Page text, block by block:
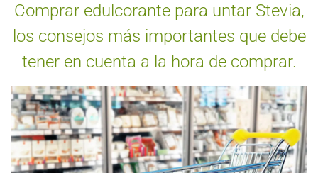
Comprar edulcorante para untar Stevia,
los consejos más importantes que debe
tener en cuenta a la hora de comprar.